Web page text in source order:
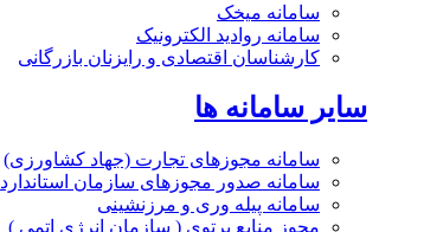
سامانه میخک
سامانه روادید الکترونیک
کارشناسان اقتصادی و رایزنان بازرگانی
سایر سامانه ها
سامانه مجوزهای تجارت (جهاد کشاورزی)
سامانه صدور مجوزهای سازمان استاندارد
سامانه پیله وری و مرزنشینی
مجوز منابع پرتوی ( سازمان انرژی اتمی )